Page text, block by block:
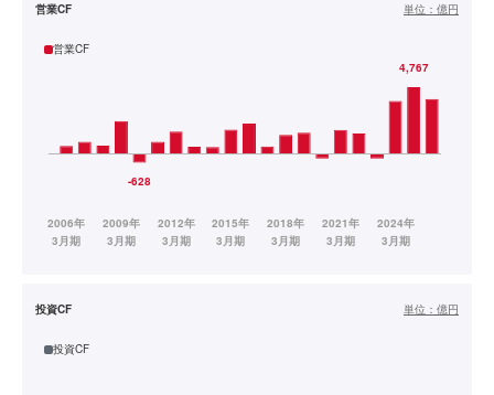
営業CF 単位： 億円
営業CF
投資CF 単位： 億円
投資CF